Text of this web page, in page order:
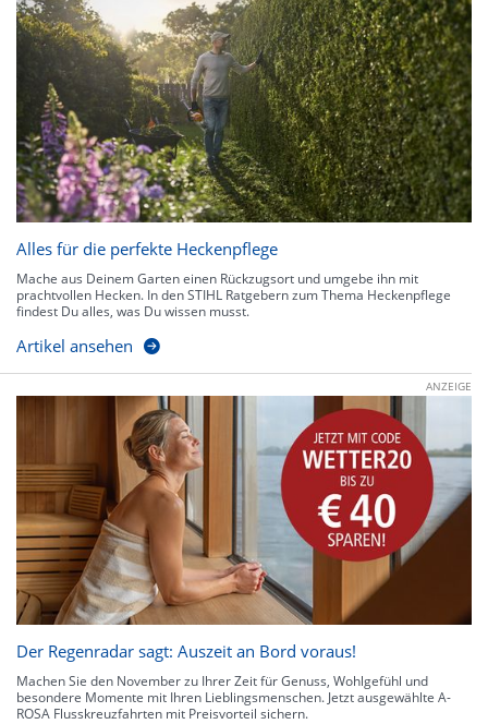
Alles für die perfekte Heckenpflege
Mache aus Deinem Garten einen Rückzugsort und umgebe ihn mit
prachtvollen Hecken. In den STIHL Ratgebern zum Thema Heckenpflege
findest Du alles, was Du wissen musst.
Artikel ansehen
ANZEIGE
Der Regenradar sagt: Auszeit an Bord voraus!
Machen Sie den November zu Ihrer Zeit für Genuss, Wohlgefühl und
besondere Momente mit Ihren Lieblingsmenschen. Jetzt ausgewählte A-
ROSA Flusskreuzfahrten mit Preisvorteil sichern.